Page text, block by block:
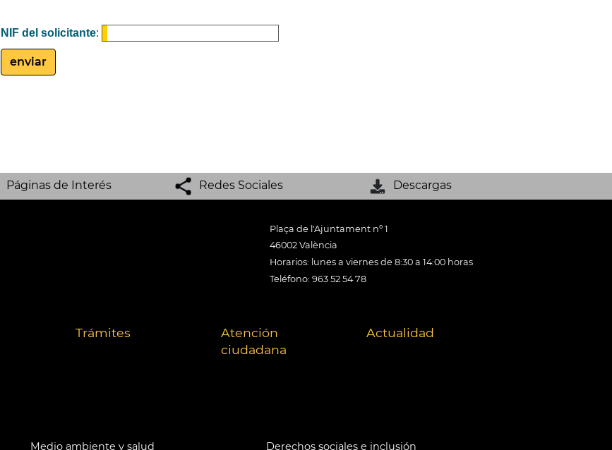
NIF del solicitante:
Páginas de Interés Redes Sociales Descargas
Plaça de l'Ajuntament nº 1
46002 València
Horarios: lunes a viernes de 8:30 a 14:00 horas
Teléfono: 963 52 54 78
Trámites
Atención
ciudadana
Actualidad
Medio ambiente y salud Derechos sociales e inclusión